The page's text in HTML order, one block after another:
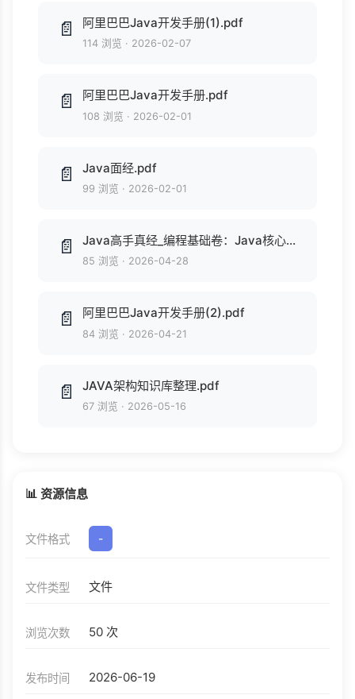
📄 阿里巴巴Java开发手册(1).pdf
114 浏览 · 2026-02-07
📄 阿里巴巴Java开发手册.pdf
108 浏览 · 2026-02-01
📄 Java面经.pdf
99 浏览 · 2026-02-01
📄 Java高手真经_编程基础卷：Java核心编程技术.pdf
85 浏览 · 2026-04-28
📄 阿里巴巴Java开发手册(2).pdf
84 浏览 · 2026-04-21
📄 JAVA架构知识库整理.pdf
67 浏览 · 2026-05-16
📊 资源信息
文件格式 -
文件类型 文件
浏览次数 50 次
发布时间 2026-06-19